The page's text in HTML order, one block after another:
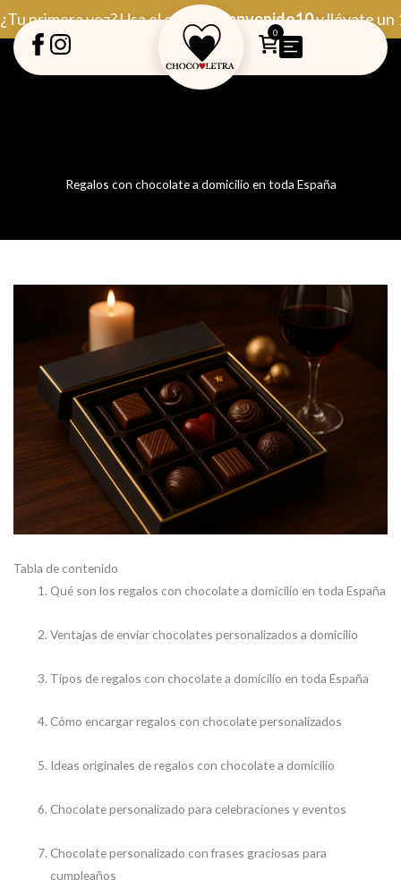
al
contenido
¿Tu primera vez? Usa el código Bienvenido10y llévate un
0
Regalos con chocolate a domicilio en toda España
Tabla de contenido
Qué son los regalos con chocolate a domicilio en toda España
Ventajas de enviar chocolates personalizados a domicilio
Tipos de regalos con chocolate a domicilio en toda España
Cómo encargar regalos con chocolate personalizados
Ideas originales de regalos con chocolate a domicilio
Chocolate personalizado para celebraciones y eventos
Chocolate personalizado con frases graciosas para
cumpleaños